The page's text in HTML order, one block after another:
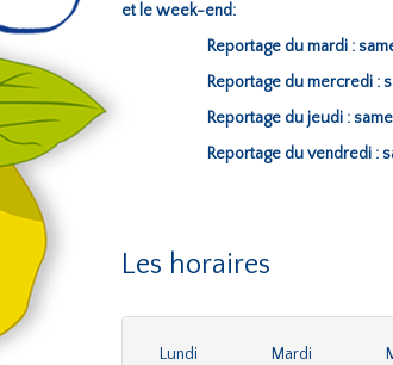
et le week-end:
Reportage du mardi :
Reportage du mercredi :
Reportage du jeudi :
Reportage du vendredi :
Les horaires
Lundi Mardi